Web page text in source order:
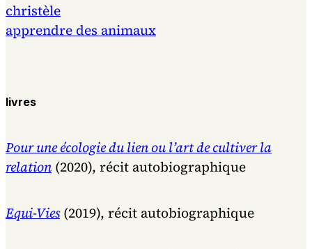
christèle
apprendre des animaux
livres
Pour une écologie du lien ou l’art de cultiver la
relation (2020), récit autobiographique
Equi-Vies(2019), récit autobiographique